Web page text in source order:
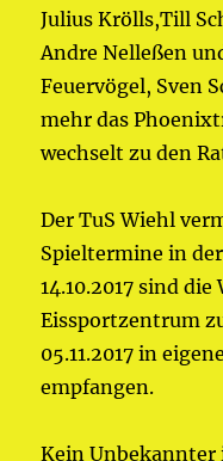
Julius Krölls,Till
Andre Nelleßen
Feuervögel, Sven
mehr das
wechselt zu den
Der TuS Wiehl
Spieltermine in
14.10.2017 sind
Eissportzentrum
05.11.2017 in
empfangen.
Kein Unbekannter